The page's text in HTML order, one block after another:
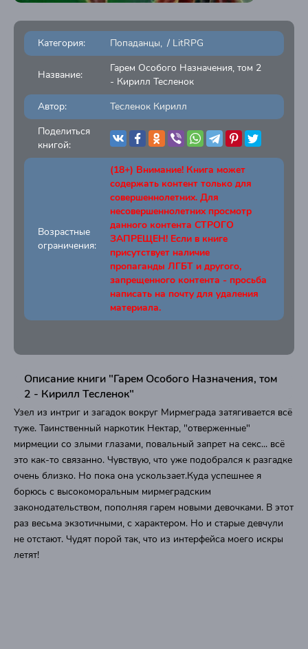
Категория: Попаданцы / LitRPG
Название:
Гарем Особого Назначения, том 2
- Кирилл Тесленок
Автор:
Тесленок Кирилл
Поделиться
книгой:
Возрастные
ограничения:
(18+) Внимание! Книга может
содержать контент только для
совершеннолетних. Для
несовершеннолетних просмотр
данного контента СТРОГО
ЗАПРЕЩЕН! Если в книге
присутствует наличие
пропаганды ЛГБТ и другого,
запрещенного контента - просьба
написать на почту для удаления
материала.
Описание книги "Гарем Особого Назначения, том
2 - Кирилл Тесленок"
Узел из интриг и загадок вокруг Мирмеграда затягивается всё
туже. Таинственный наркотик Нектар, "отверженные"
мирмеции со злыми глазами, повальный запрет на секс... всё
это как-то связанно. Чувствую, что уже подобрался к разгадке
очень близко. Но пока она ускользает.Куда успешнее я
борюсь с высокоморальным мирмеградским
законодательством, пополняя гарем новыми девочками. В этот
раз весьма экзотичными, с характером. Но и старые девчули
не отстают. Чудят порой так, что из интерфейса моего искры
летят!